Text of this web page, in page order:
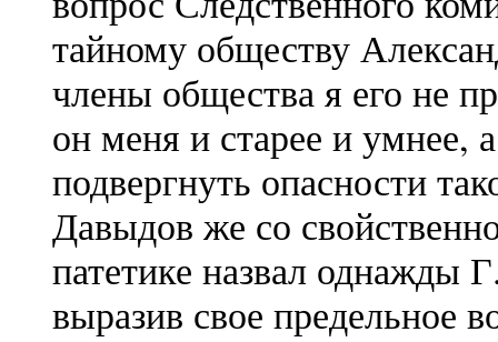
тайному обществу
члены общества я его не
он меня и старее и умнее,
подвергнуть опасности
Давыдов же со
патетике назвал однажды
выразив свое предельное